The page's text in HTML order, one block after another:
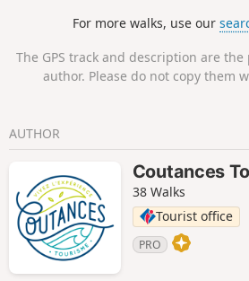
For more walks, use our
The GPS track and description are
author. Please do not copy them
AUTHOR
Coutances
38 Walks
Tourist office
PRO